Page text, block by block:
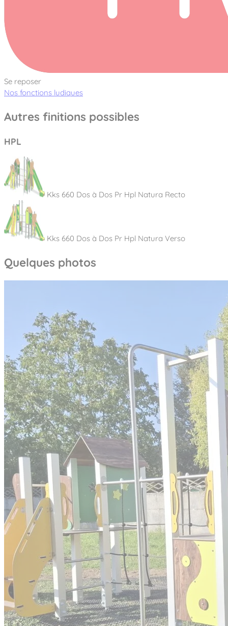
Se reposer
Nos fonctions ludiques
Autres finitions possibles
HPL
Kks 660 Dos à Dos Pr Hpl Natura Recto
Kks 660 Dos à Dos Pr Hpl Natura Verso
Quelques photos